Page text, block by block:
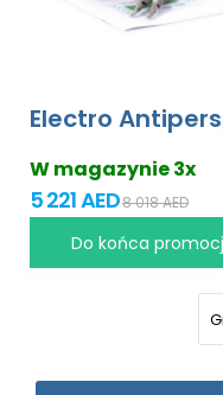
Electro
W magazynie 3x
5 221 AED8 018 AED
Do końca